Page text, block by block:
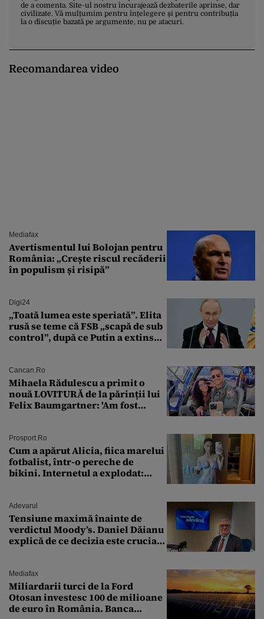
de a comenta. Site-ul nostru încurajează dezbaterile aprinse, dar
civilizate. Vă mulțumim pentru înțelegere și pentru contribuția
la o discuție bazată pe argumente, nu pe atacuri.
Recomandarea video
Mediafax
Avertismentul lui Bolojan pentru
România: „Crește riscul recăderii
în populism și risipă”
Digi24
„Toată lumea este speriată”. Elita
rusă se teme că FSB „scapă de sub
control”, după ce Putin a extins
Cancan.ro
Mihaela Rădulescu a primit o
nouă LOVITURĂ de la părinții lui
Felix Baumgartner: 'Am fost
Prosport.ro
Cum a apărut Alicia, fiica marelui
fotbalist, într-o pereche de
bikini. Internetul a explodat:
Adevarul
Tensiune maximă înainte de
verdictul Moody’s. Daniel Dăianu
explică de ce decizia este crucială
Mediafax
Miliardarii turci de la Ford
Otosan investesc 100 de milioane
de euro în România. Banca